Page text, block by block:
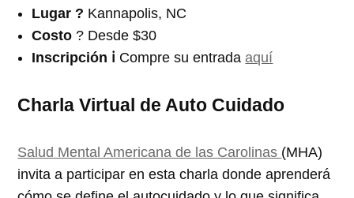
Lugar ? Kannapolis, NC
Costo ? Desde $30
Inscripción ℹ️ Compre su entradaaquí
Charla Virtual de Auto Cuidado
Salud Mental Americana de las Carolinas (MHA)
invita a participar en esta charla donde aprenderá